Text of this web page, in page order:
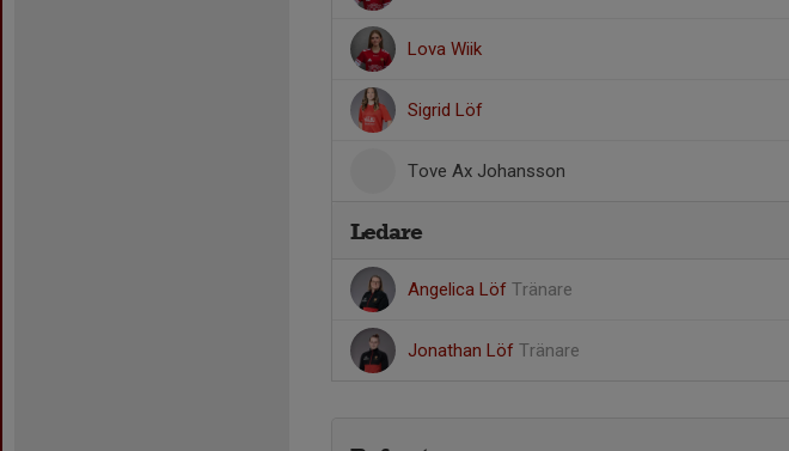
Lova Wiik
Sigrid Löf
Tove Ax Johansson
Ledare
Angelica Löf Tränare
Jonathan Löf Tränare